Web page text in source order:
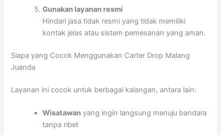
Gunakan layanan resmi
Hindari jasa tidak resmi yang tidak memiliki
kontak jelas atau sistem pemesanan yang aman.
Siapa yang Cocok Menggunakan Carter Drop Malang
Juanda
Layanan ini cocok untuk berbagai kalangan, antara lain:
Wisatawan yang ingin langsung menuju bandara
tanpa ribet